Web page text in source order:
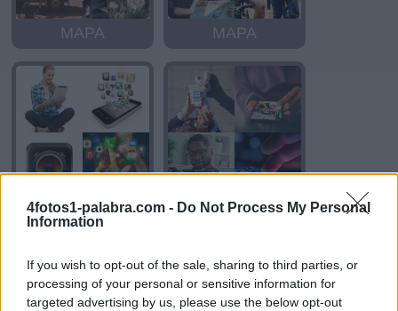
4fotos1-palabra.com - Do Not Process My Personal
Information
If you wish to opt-out of the sale, sharing to third parties, or
processing of your personal or sensitive information for
targeted advertising by us, please use the below opt-out
MAPA MAPA
APP APP